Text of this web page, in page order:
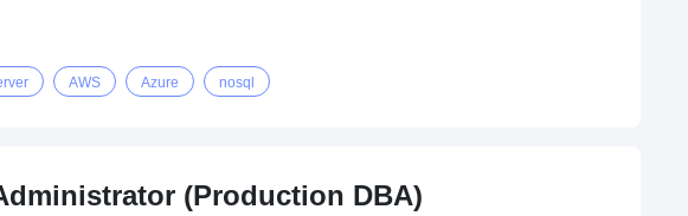
AWS Azure nosql
(Production DBA)